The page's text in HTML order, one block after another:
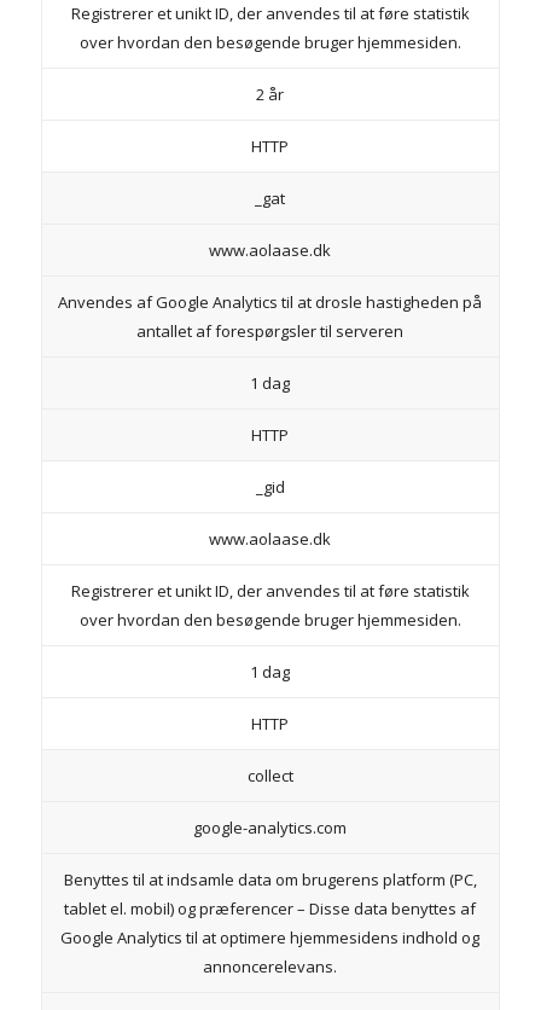
Registrerer et unikt ID, der anvendes til at føre statistik
over hvordan den besøgende bruger hjemmesiden.
2 år
HTTP
_gat
www.aolaase.dk
Anvendes af Google Analytics til at drosle hastigheden på
antallet af forespørgsler til serveren
1 dag
HTTP
_gid
www.aolaase.dk
Registrerer et unikt ID, der anvendes til at føre statistik
over hvordan den besøgende bruger hjemmesiden.
1 dag
HTTP
collect
google-analytics.com
Benyttes til at indsamle data om brugerens platform (PC,
tablet el. mobil) og præferencer – Disse data benyttes af
Google Analytics til at optimere hjemmesidens indhold og
annoncerelevans.